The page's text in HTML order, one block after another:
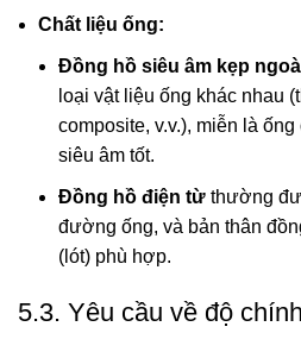
Chất liệu ống:
Đồng hồ siêu âm kẹp
loại vật liệu ống khác nhau
composite, v.v.), miễn là
siêu âm tốt.
Đồng hồ điện từ thường
đường ống, và bản thân
(lót) phù hợp.
5.3. Yêu cầu về độ